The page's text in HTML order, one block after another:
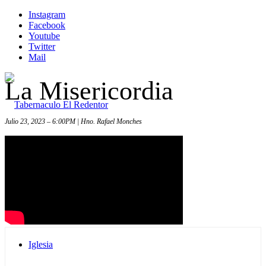
Instagram
Facebook
Youtube
Twitter
Mail
Iglesia
La Misericordia
Julio 23, 2023 – 6:00PM | Hno. Rafael Monches